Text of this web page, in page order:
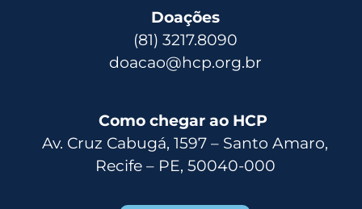
Doações
(81) 3217.8090
doacao@hcp.org.br
Como chegar ao HCP
Av. Cruz Cabugá, 1597 – Santo Amaro,
Recife – PE, 50040-000